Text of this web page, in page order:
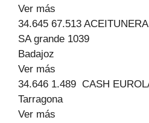
Ver más
34.645 67.513
SA grande 1039
Badajoz
Ver más
34.646 1.489 CASH
Tarragona
Ver más